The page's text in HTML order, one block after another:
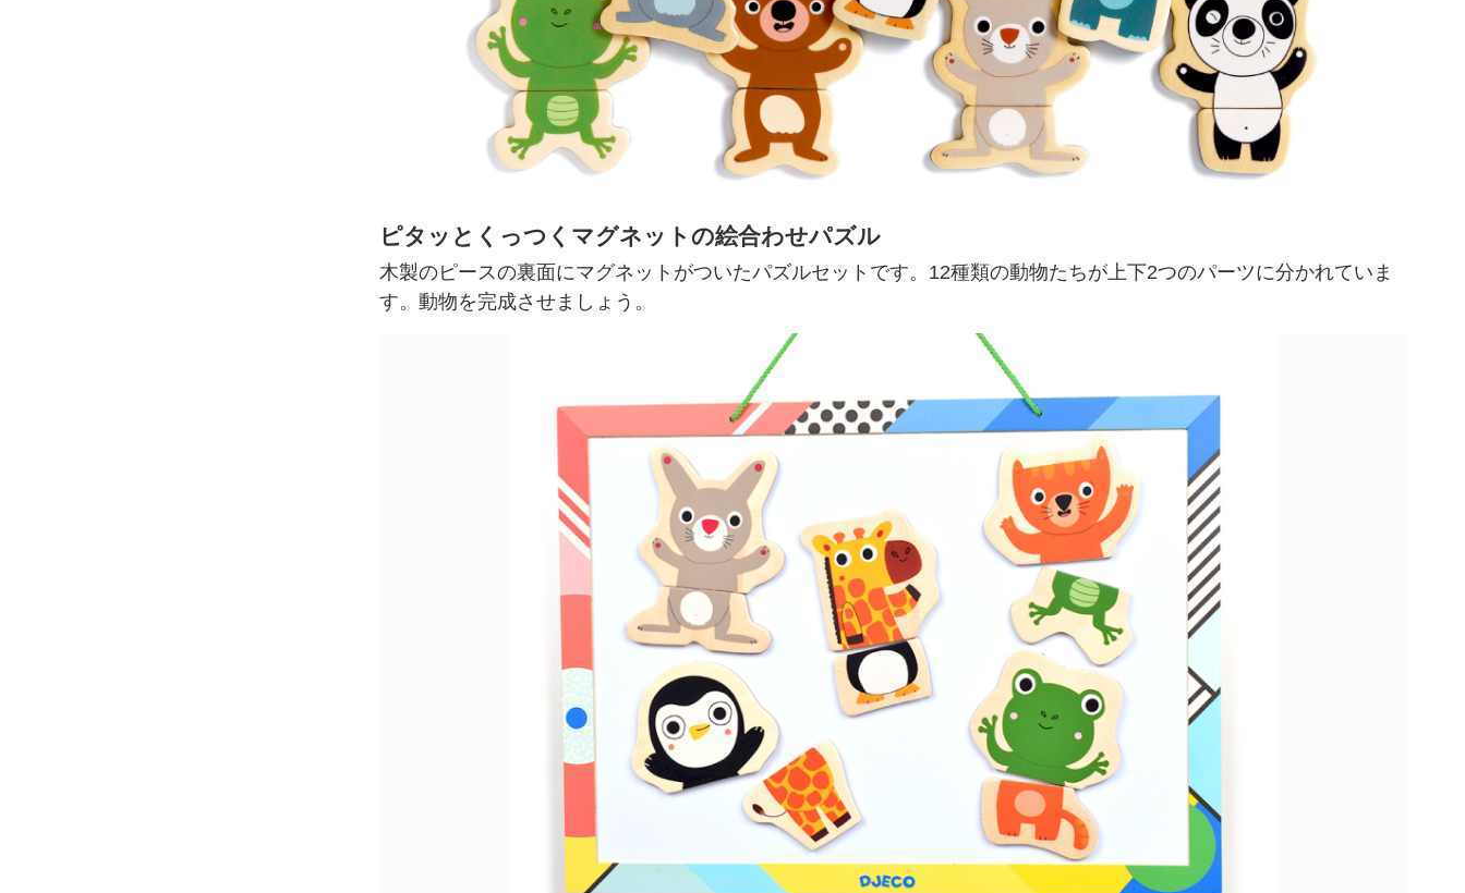
ピタッとくっつくマグネットの絵合わせパズル
木製のピースの裏面にマグネットがついたパズルセットです。12種類の動物たちが上下2つのパーツに分かれていま
す。動物を完成させましょう。